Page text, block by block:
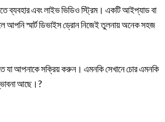
ব্যবহার এবং লাইভ ভিডিও স্ট্রিম। একটি আইপ্যাড বা
আপনি স্মার্ট ডিভাইস ড্রোন নিজেই তুলনায় অনেক সহজ
যা আপনাকে সক্রিয় করুন। এমনকি সেখানে চোর এমনকি
আছে।?